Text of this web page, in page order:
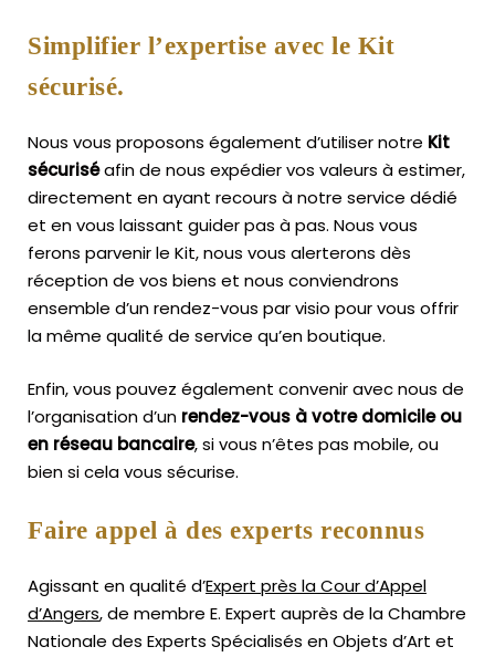
Simplifier l’expertise avec le Kit
sécurisé.
Nous vous proposons également d’utiliser notre Kit
sécuriséafin de nous expédier vos valeurs à estimer,
directement en ayant recours à notre service dédié
et en vous laissant guider pas à pas. Nous vous
ferons parvenir le Kit, nous vous alerterons dès
réception de vos biens et nous conviendrons
ensemble d’un rendez-vous par visio pour vous offrir
la même qualité de service qu’en boutique.
Enfin, vous pouvez également convenir avec nous de
l’organisation d’un rendez-vous à votre domicile ou
en réseau bancaire, si vous n’êtes pas mobile, ou
bien si cela vous sécurise.
Faire appel à des experts reconnus
Agissant en qualité d’Expert près la Cour d’Appel
d’Angers, de membre E. Expert auprès de laChambre
Nationale des Experts Spécialisés en Objets d’Art et